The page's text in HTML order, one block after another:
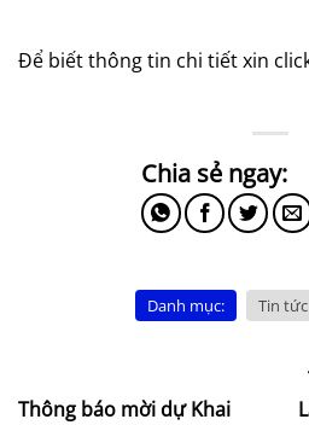
Để biết thông tin chi tiết xin
Danh mục: Tin
Thông báo mời dự Khai